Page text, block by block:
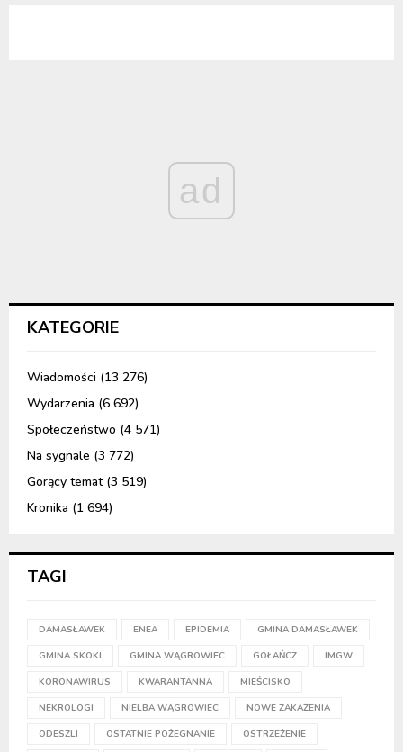
ad
KATEGORIE
Wiadomości (13 276)
Wydarzenia (6 692)
Społeczeństwo (4 571)
Na sygnale (3 772)
Gorący temat(3 519)
Kronika (1 694)
TAGI
DAMASŁAWEK ENEA EPIDEMIA GMINA DAMASŁAWEK
GMINA SKOKI GMINA WĄGROWIEC GOŁAŃCZ IMGW
KORONAWIRUS KWARANTANNA MIEŚCISKO
NEKROLOGI NIELBA WĄGROWIEC NOWE ZAKAŻENIA
ODESZLI OSTATNIE POŻEGNANIE OSTRZEŻENIE